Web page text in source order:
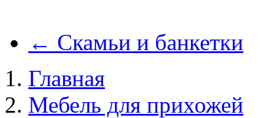
← Скамьи и банкетки
Главная
Мебель для прихожей